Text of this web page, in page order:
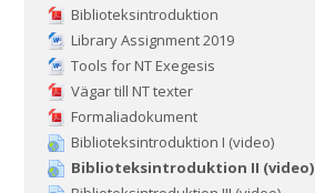
Biblioteksintroduktion
Library Assignment 2019
Tools for NT Exegesis
Vägar till NT texter
Formaliadokument
Biblioteksintroduktion I (video)
Biblioteksintroduktion II (video)